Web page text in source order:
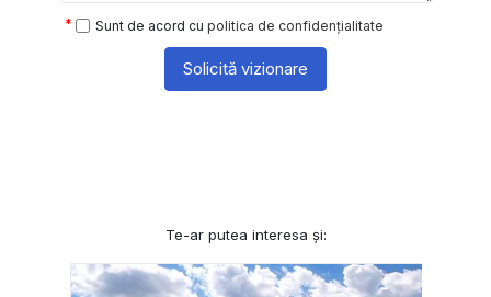
Sunt de acord cu politica de confidențialitate
Solicită vizionare
Te-ar putea interesa și: